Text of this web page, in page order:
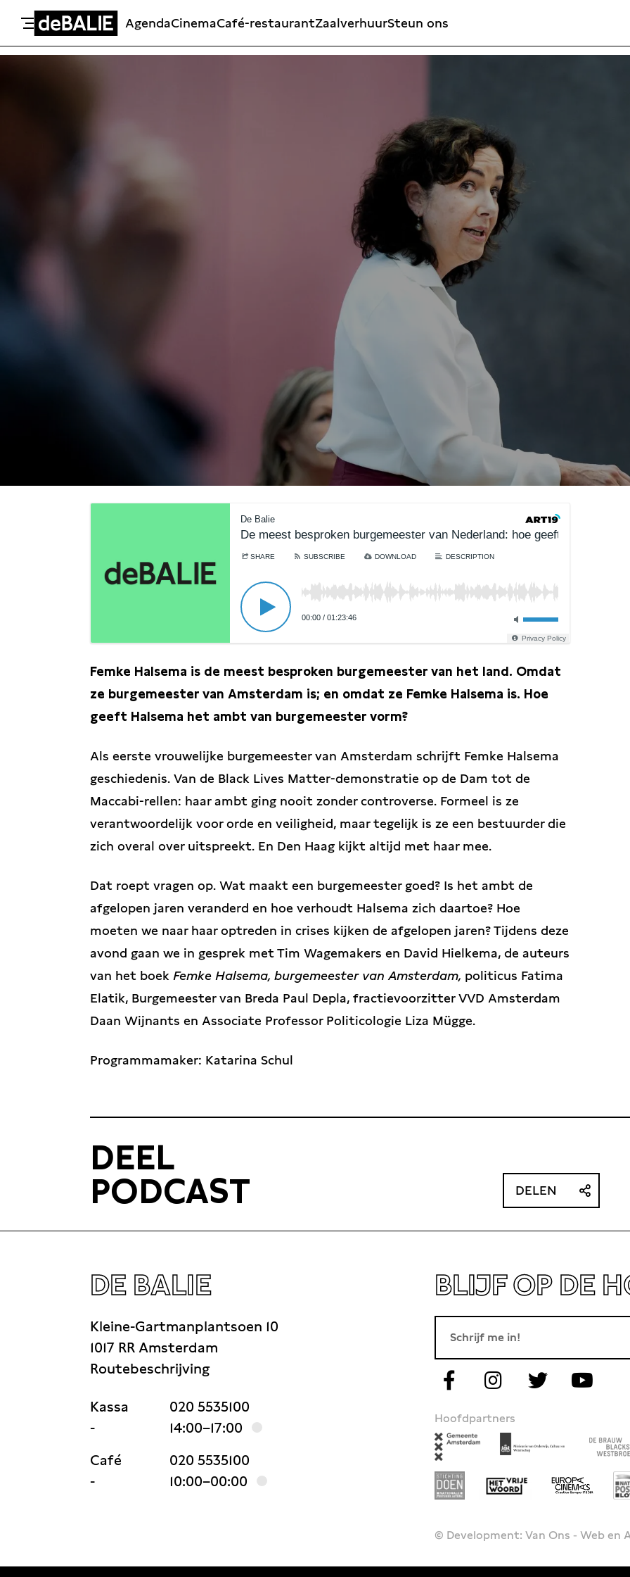
De Balie
AgendaCinemaCafé-restaurantZaalverhuurSteun ons
De Balie
De meest besproken burgemeester van Nederland: hoe geeft Femke
SHARE SUBSCRIBE DOWNLOAD DESCRIPTION
00:00 / 01:23:46
Privacy Policy
Femke Halsema is de meest besproken burgemeester van het land. Omdat
ze burgemeester van Amsterdam is; en omdat ze Femke Halsema is. Hoe
geeft Halsema het ambt van burgemeester vorm?
Als eerste vrouwelijke burgemeester van Amsterdam schrijft Femke Halsema
geschiedenis. Van de Black Lives Matter-demonstratie op de Dam tot de
Maccabi-rellen: haar ambt ging nooit zonder controverse. Formeel is ze
verantwoordelijk voor orde en veiligheid, maar tegelijk is ze een bestuurder die
zich overal over uitspreekt. En Den Haag kijkt altijd met haar mee.
Dat roept vragen op. Wat maakt een burgemeester goed? Is het ambt de
afgelopen jaren veranderd en hoe verhoudt Halsema zich daartoe? Hoe
moeten we naar haar optreden in crises kijken de afgelopen jaren? Tijdens deze
avond gaan we in gesprek met Tim Wagemakers en David Hielkema, de auteurs
van het boek Femke Halsema, burgemeester van Amsterdam, politicus Fatima
Elatik, Burgemeester van Breda Paul Depla, fractievoorzitter VVD Amsterdam
Daan Wijnants en Associate Professor Politicologie Liza Mügge.
Programmamaker: Katarina Schul
DEEL
PODCAST
DELEN
DE BALIE
Kleine-Gartmanplantsoen 10
1017 RR Amsterdam
Routebeschrijving
Kassa
020 5535100
-
14:00–17:00
Café
020 5535100
-
10:00–00:00
BLIJF OP DE
Hoofdpartners
© Development: Van Ons - Web en